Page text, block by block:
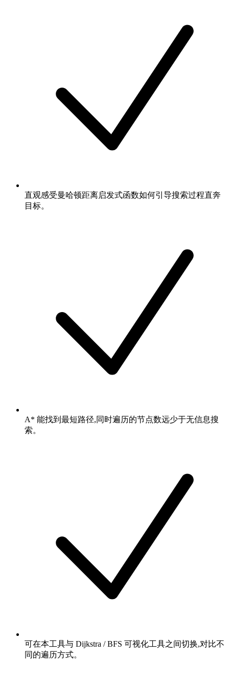
直观感受曼哈顿距离启发式函数如何引导搜索过程直奔
目标。
A* 能找到最短路径,同时遍历的节点数远少于无信息搜
索。
可在本工具与 Dijkstra / BFS 可视化工具之间切换,对比不
同的遍历方式。